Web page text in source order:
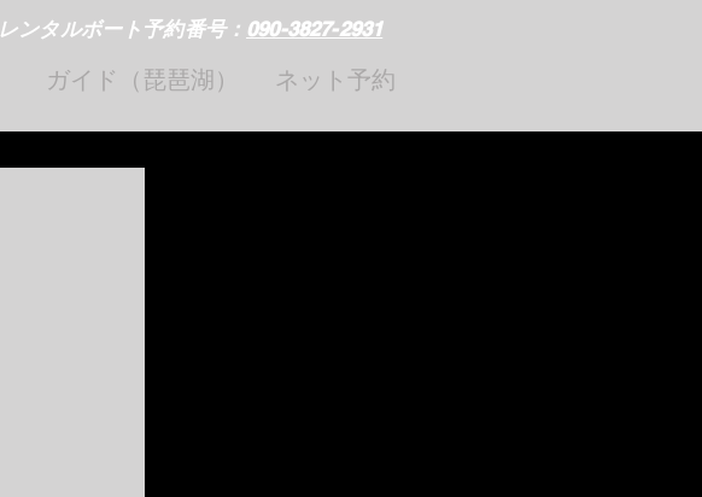
レンタルボート予約番号： 090-3827-2931
ガイド（琵琶湖） ネット予約